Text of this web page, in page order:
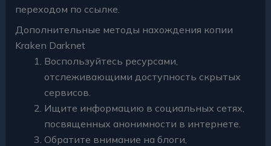
переходом по ссылке.
Дополнительные методы нахождения копии
Kraken Darknet
Воспользуйтесь ресурсами,
отслеживающими доступность скрытых
сервисов.
Ищите информацию в социальных сетях,
посвященных анонимности в интернете.
Обратите внимание на блоги,